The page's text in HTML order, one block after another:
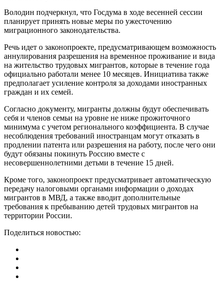
Володин подчеркнул, что Госдума в ходе весенней сессии
планирует принять новые меры по ужесточению
миграционного законодательства.
Речь идет о законопроекте, предусматривающем возможность
аннулирования разрешения на временное проживание и вида
на жительство трудовых мигрантов, которые в течение года
официально работали менее 10 месяцев. Инициатива также
предполагает усиление контроля за доходами иностранных
граждан и их семей.
Согласно документу, мигранты должны будут обеспечивать
себя и членов семьи на уровне не ниже прожиточного
минимума с учетом регионального коэффициента. В случае
несоблюдения требований иностранцам могут отказать в
продлении патента или разрешения на работу, после чего они
будут обязаны покинуть Россию вместе с
несовершеннолетними детьми в течение 15 дней.
Кроме того, законопроект предусматривает автоматическую
передачу налоговыми органами информации о доходах
мигрантов в МВД, а также вводит дополнительные
требования к пребыванию детей трудовых мигрантов на
территории России.
Поделиться новостью: